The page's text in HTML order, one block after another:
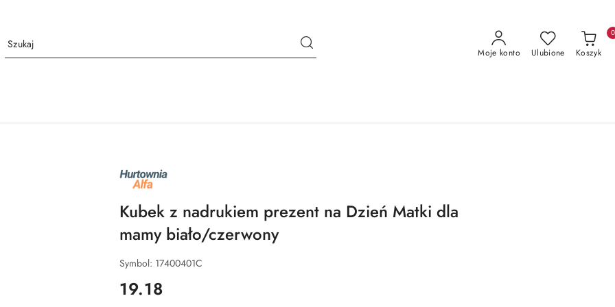
Moje konto Ulubione Koszyk
0
NAZWA
PRODUCENTA:
ALFA
Kubek z nadrukiem prezent na Dzień Matki dla
mamy biało/czerwony
Symbol: 17400401C
cena:
19.18